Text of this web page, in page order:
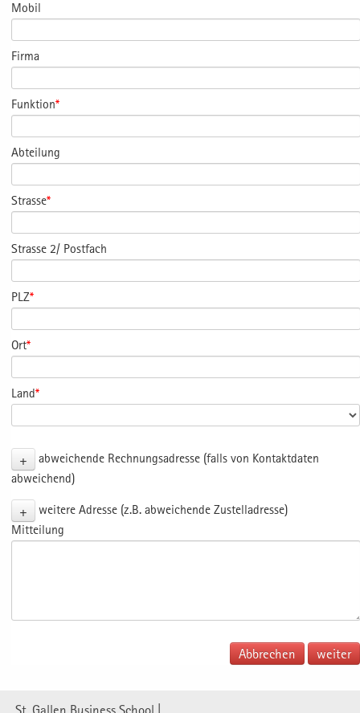
Mobil
Firma
Funktion*
Abteilung
Strasse*
Strasse 2/ Postfach
PLZ*
Ort*
Land*
+
abweichende Rechnungsadresse (falls von Kontaktdaten
abweichend)
+
weitere Adresse (z.B. abweichende Zustelladresse)
Mitteilung
Abbrechen
St. Gallen Business School |